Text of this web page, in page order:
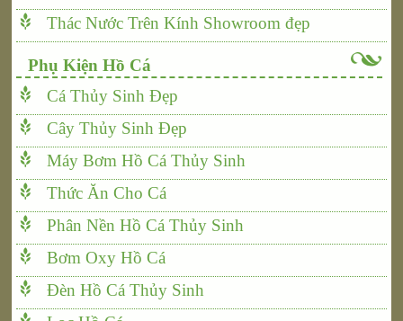
Thác Nước Trên Kính Showroom đẹp
Phụ Kiện Hồ Cá
Cá Thủy Sinh Đẹp
Cây Thủy Sinh Đẹp
Máy Bơm Hồ Cá Thủy Sinh
Thức Ăn Cho Cá
Phân Nền Hồ Cá Thủy Sinh
Bơm Oxy Hồ Cá
Đèn Hồ Cá Thủy Sinh